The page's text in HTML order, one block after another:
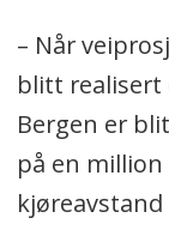
– Når
blitt realisert
Bergen er
på en